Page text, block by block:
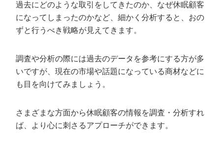
過去にどのような取引をしてきたのか、なぜ休眠顧客
になってしまったのかなど、細かく分析すると、おの
ずと行うべき戦略が見えてきます。
調査や分析の際には過去のデータを参考にする方が多
いですが、現在の市場や話題になっている商材などに
も目を向けてみましょう。
さまざまな方面から休眠顧客の情報を調査・分析すれ
ば、より心に刺さるアプローチができます。